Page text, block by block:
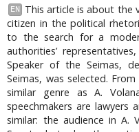
EN
This article is about the
citizen in the political
to the search for a
authorities’
Speaker of the Seimas,
Seimas, was selected.
similar genre as A.
speechmakers are lawyers
similar: the audience in A.